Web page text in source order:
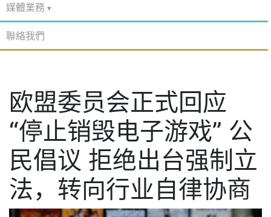
媒體業務
聯絡我們
欧盟委员会正式回应
“停止销毁电子游戏” 公
民倡议 拒绝出台强制立
法，转向行业自律协商